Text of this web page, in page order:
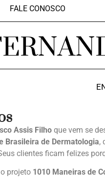
FALE CONOSCO
Assis Filho que vem se
Brasileira de Dermatologia,
clientes ficam felizes
projeto 1010 Maneiras de